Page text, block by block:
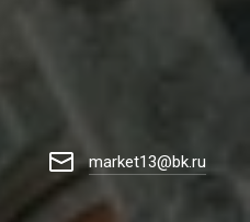
market13@bk.ru